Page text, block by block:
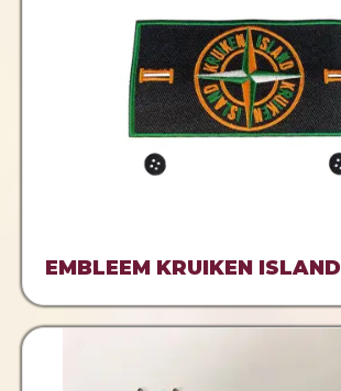
EMBLEEM KRUIKEN ISLAND